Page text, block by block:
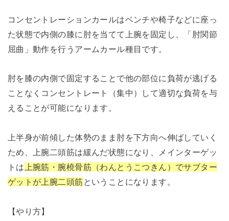
コンセントレーションカールはベンチや椅子などに座っ
た状態で内側の膝に肘を当てて上腕を固定し、「肘関節
屈曲」動作を行うアームカール種目です。
肘を膝の内側で固定することで他の部位に負荷が逃げる
ことなくコンセントレート（集中）して適切な負荷を与
えることが可能になります。
上半身が前傾した体勢のまま肘を下方向へ伸ばしていく
ため、上腕二頭筋は緩んだ状態になり、メインターゲッ
トは 上腕筋・腕橈骨筋（わんとうこつきん）でサブター
ゲットが上腕二頭筋ということになります。
【やり方】